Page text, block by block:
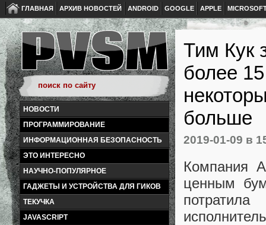
ГЛАВНАЯ АРХИВ НОВОСТЕЙ ANDROID GOOGLE APPLE
НОВОСТИ
ПРОГРАММИРОВАНИЕ
ИНФОРМАЦИОННАЯ БЕЗОПАСНОСТЬ
ЭТО ИНТЕРЕСНО
НАУЧНО-ПОПУЛЯРНОЕ
ГАДЖЕТЫ И УСТРОЙСТВА ДЛЯ ГИКОВ
ТЕКУЧКА
JAVASCRIPT
Тим Кук
более
больше
2019-01-09 в
Компания
ценным